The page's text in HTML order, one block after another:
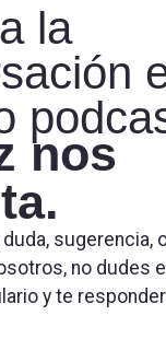
la
nos
sugerencia,
no dudes
y te